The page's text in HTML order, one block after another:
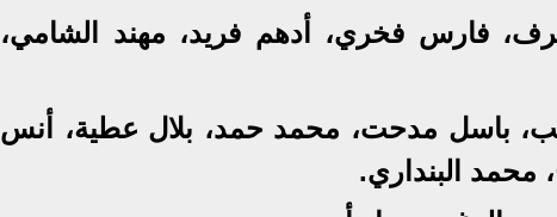
فارس فخري، أدهم فريد، مهند الشامي،
باسل مدحت، محمد حمد، بلال عطية، أنس
محمد البنداري.